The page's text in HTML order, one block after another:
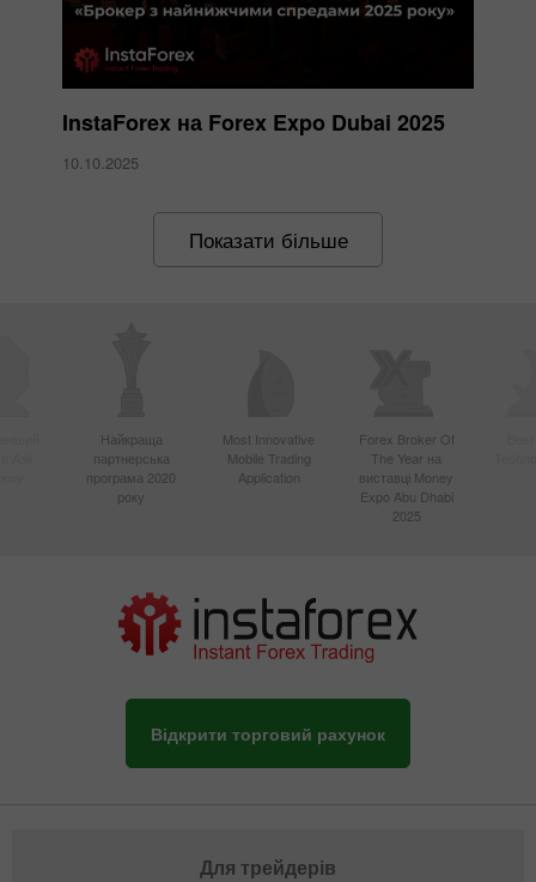
InstaForex на Forex Expo Dubai 2025
10.10.2025
Показати більше
Найкраща
партнерська
програма 2020
року
Most Innovative
Mobile Trading
Application
Forex Broker Of
The Year на
виставці Money
Expo Abu Dhabi
2025
Відкрити торговий рахунок
Для трейдерів